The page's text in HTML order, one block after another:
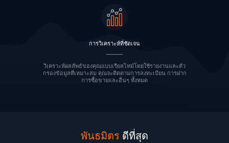
การวิเคราะห์ที่ชัดเจน
วิเคราะห์ผลลัพธ์ของคุณแบบเรียลไทม์โดยใช้รายงานและตัว
กรองข้อมูลที่เหมาะสม คุณจะติดตามการลงทะเบียน การฝาก
การซื้อขายและอื่นๆ ทั้งหมด
พันธมิตร ดีที่สุด